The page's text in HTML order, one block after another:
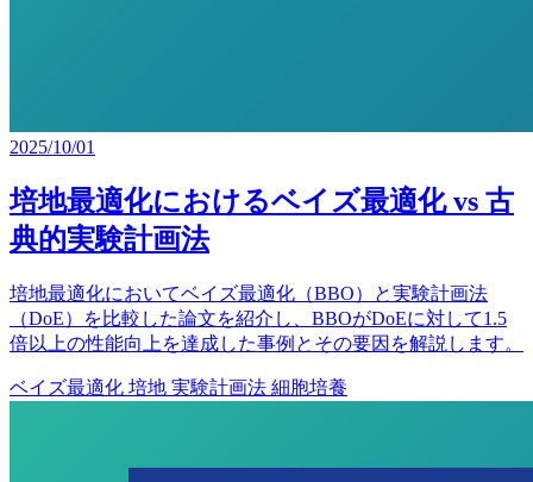
2025/10/01
培地最適化におけるベイズ最適化 vs 古
典的実験計画法
培地最適化においてベイズ最適化 （BBO）と実験計画法
（DoE）を比較した論文を紹介し、 BBOがDoEに対して1.5
倍以上の性能向上を達成した事例と その要因を解説します。
ベイズ最適化 培地 実験計画法 細胞培養